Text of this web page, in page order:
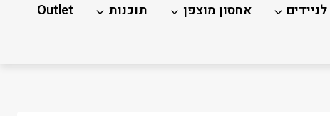
אחסון מוצפן תוכנות
Outlet